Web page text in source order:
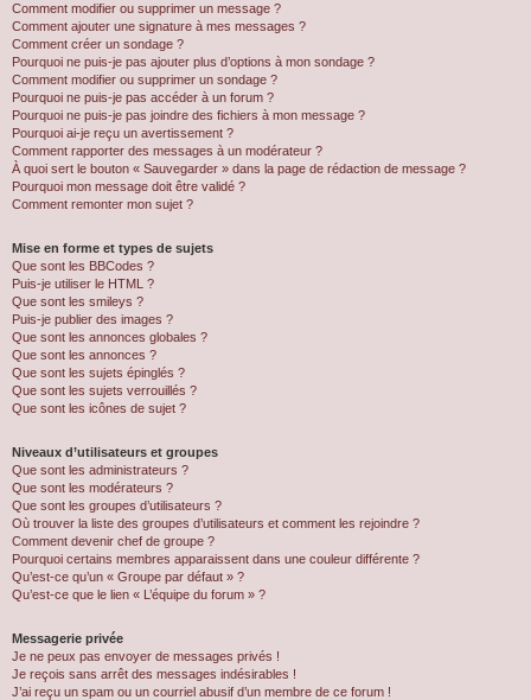
Comment modifier ou supprimer un message ?
Comment ajouter une signature à mes messages ?
Comment créer un sondage ?
Pourquoi ne puis-je pas ajouter plus d’options à mon sondage ?
Comment modifier ou supprimer un sondage ?
Pourquoi ne puis-je pas accéder à un forum ?
Pourquoi ne puis-je pas joindre des fichiers à mon message ?
Pourquoi ai-je reçu un avertissement ?
Comment rapporter des messages à un modérateur ?
À quoi sert le bouton « Sauvegarder » dans la page de rédaction de message ?
Pourquoi mon message doit être validé ?
Comment remonter mon sujet ?
Mise en forme et types de sujets
Que sont les BBCodes ?
Puis-je utiliser le HTML ?
Que sont les smileys ?
Puis-je publier des images ?
Que sont les annonces globales ?
Que sont les annonces ?
Que sont les sujets épinglés ?
Que sont les sujets verrouillés ?
Que sont les icônes de sujet ?
Niveaux d’utilisateurs et groupes
Que sont les administrateurs ?
Que sont les modérateurs ?
Que sont les groupes d’utilisateurs ?
Où trouver la liste des groupes d’utilisateurs et comment les rejoindre ?
Comment devenir chef de groupe ?
Pourquoi certains membres apparaissent dans une couleur différente ?
Qu’est-ce qu’un « Groupe par défaut » ?
Qu’est-ce que le lien « L’équipe du forum » ?
Messagerie privée
Je ne peux pas envoyer de messages privés !
Je reçois sans arrêt des messages indésirables !
J’ai reçu un spam ou un courriel abusif d’un membre de ce forum !